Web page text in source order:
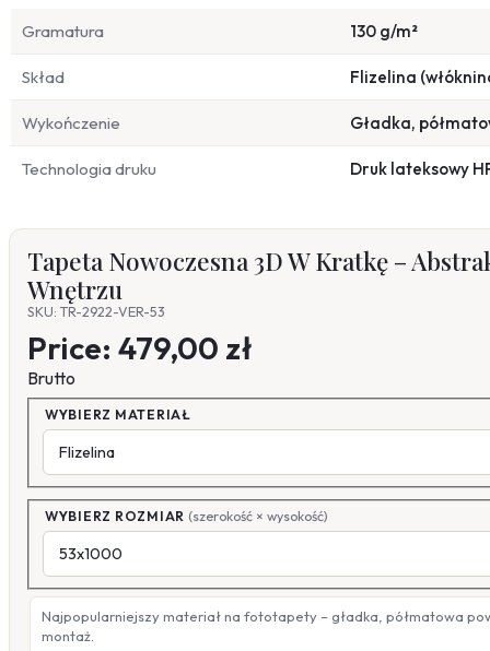
Gramatura 130 g/m²
Skład Flizelina
Wykończenie Gładka,
Technologia druku Druk lateksowy
Tapeta Nowoczesna 3D W Kratkę –
Wnętrzu
SKU: TR-2922-VER-53
Price: 479,00 zł
Brutto
WYBIERZ MATERIAŁ
WYBIERZ ROZMIAR (szerokość × wysokość)
Najpopularniejszy materiał na fototapety – gładka, półmatowa
montaż.